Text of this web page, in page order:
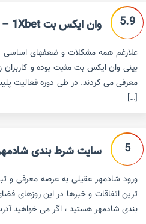
5.9 وان ایکس بت 1Xbet – سایت مطمئن شرط بندی یا کلاهبردار
علارغم همه مشکلات و ضعفهای اساسی
بینی وان ایکس بت مثبت بوده و
معرفی می کردند. در طی دوره فعالیت
[…]
5 سایت شرط بندی
ترین اتفاقات و خبرها در این روزهای
بندی شادمهر هستید ، اگر می خواهید